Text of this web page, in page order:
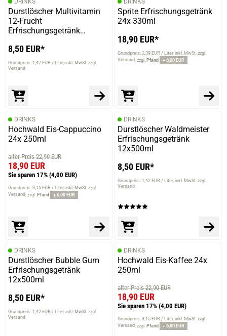
DRINKS
Durstlöscher Multivitamin
12-Frucht
Erfrischungsgetränk
8,50 EUR*
Grundpreis: 1,42 EUR / Liter inkl. MwSt. zzgl.
Versand
DRINKS
Sprite Erfrischungsgetränk
24x 330ml
18,90 EUR*
Grundpreis: 2,39 EUR / Liter inkl. MwSt. zzgl.
Versand zzgl. Pfand + 6,00 EUR
DRINKS
Hochwald Eis-Cappuccino
24x 250ml
alter Preis 22,90 EUR
18,90 EUR
Sie sparen 17% (4,00 EUR)
Grundpreis: 3,15 EUR / Liter inkl. MwSt. zzgl.
Versand zzgl. Pfand + 6,00 EUR
DRINKS
Durstlöscher Waldmeister
Erfrischungsgetränk
12x500ml
8,50 EUR*
Grundpreis: 1,42 EUR / Liter inkl. MwSt. zzgl.
Versand
DRINKS
Durstlöscher Bubble Gum
Erfrischungsgetränk
12x500ml
8,50 EUR*
Grundpreis: 1,42 EUR / Liter inkl. MwSt. zzgl.
Versand
DRINKS
Hochwald Eis-Kaffee 24x
250ml
alter Preis 22,90 EUR
18,90 EUR
Sie sparen 17% (4,00 EUR)
Grundpreis: 3,15 EUR / Liter inkl. MwSt. zzgl.
Versand zzgl. Pfand + 6,00 EUR